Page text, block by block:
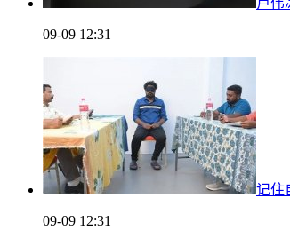
09-09 12:31
记住
09-09 12:31